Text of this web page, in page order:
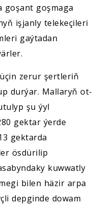
goşant goşmaga
işjanly telekeçileri
gaýtadan
zerur şertleriň
durýar. Mallaryň ot-
şu ýyl
gektar ýerde
gektarda
ösdürilip
kuwwatly
bilen häzir arpa
depginde dowam